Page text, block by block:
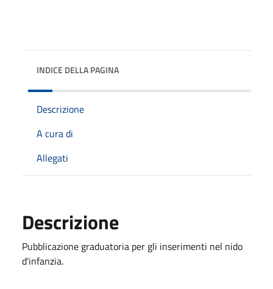
INDICE DELLA PAGINA
Descrizione
A cura di
Allegati
Descrizione
Pubblicazione graduatoria per gli inserimenti nel nido
d'infanzia.